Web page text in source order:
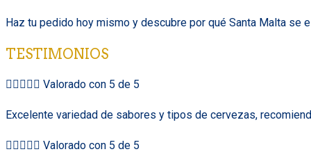
Haz tu pedido hoy mismo y descubre por qué Santa Malta
TESTIMONIOS
     Valorado con 5 de 5
Excelente variedad de sabores y tipos de cervezas,
     Valorado con 5 de 5